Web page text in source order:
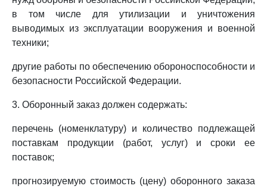
в том числе для утилизации и уничтожения
выводимых из эксплуатации вооружения и военной
техники;
другие работы по обеспечению обороноспособности и
безопасности Российской Федерации.
3. Оборонный заказ должен содержать:
перечень (номенклатуру) и количество подлежащей
поставкам продукции (работ, услуг) и сроки ее
поставок;
прогнозируемую стоимость (цену) оборонного заказа